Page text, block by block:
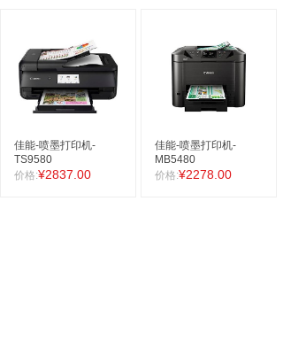
佳能-喷墨打印机-
TS9580
价格:¥2837.00
佳能-喷墨打印机-
MB5480
价格:¥2278.00